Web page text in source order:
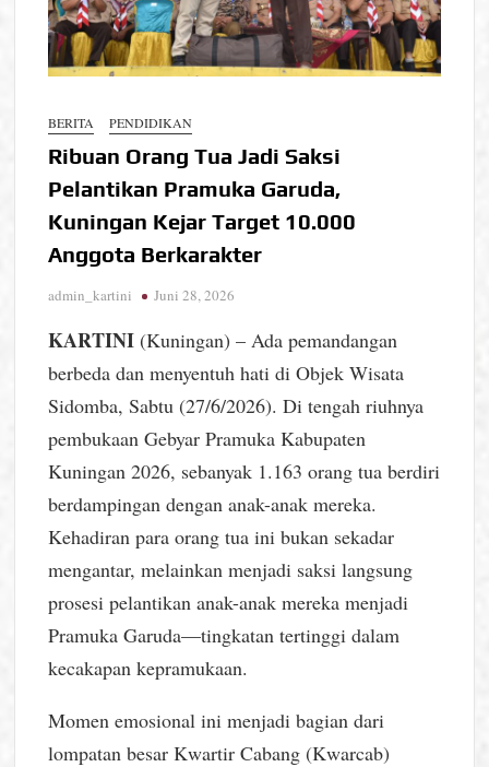
BERITA PENDIDIKAN
Ribuan Orang Tua Jadi Saksi
Pelantikan Pramuka Garuda,
Kuningan Kejar Target 10.000
Anggota Berkarakter
admin_kartini Juni 28, 2026
KARTINI (Kuningan) – Ada pemandangan
berbeda dan menyentuh hati di Objek Wisata
Sidomba, Sabtu (27/6/2026). Di tengah riuhnya
pembukaan Gebyar Pramuka Kabupaten
Kuningan 2026, sebanyak 1.163 orang tua berdiri
berdampingan dengan anak-anak mereka.
Kehadiran para orang tua ini bukan sekadar
mengantar, melainkan menjadi saksi langsung
prosesi pelantikan anak-anak mereka menjadi
Pramuka Garuda—tingkatan tertinggi dalam
kecakapan kepramukaan.
Momen emosional ini menjadi bagian dari
lompatan besar Kwartir Cabang (Kwarcab)